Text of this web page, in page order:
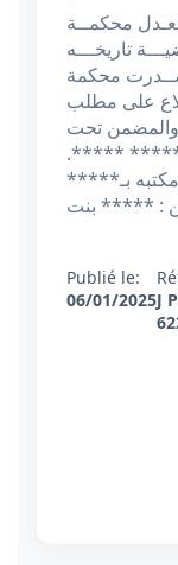
محكمــة
62248ـدد القضيـــة تاريخـــه
: أصــدرت محكمة
على مطلب
التعقيب المرفوع في 11/08/2023 والمضمن تحت
***** *****.
مكتبه بـ*****
Publié le:
06/01/2025J P